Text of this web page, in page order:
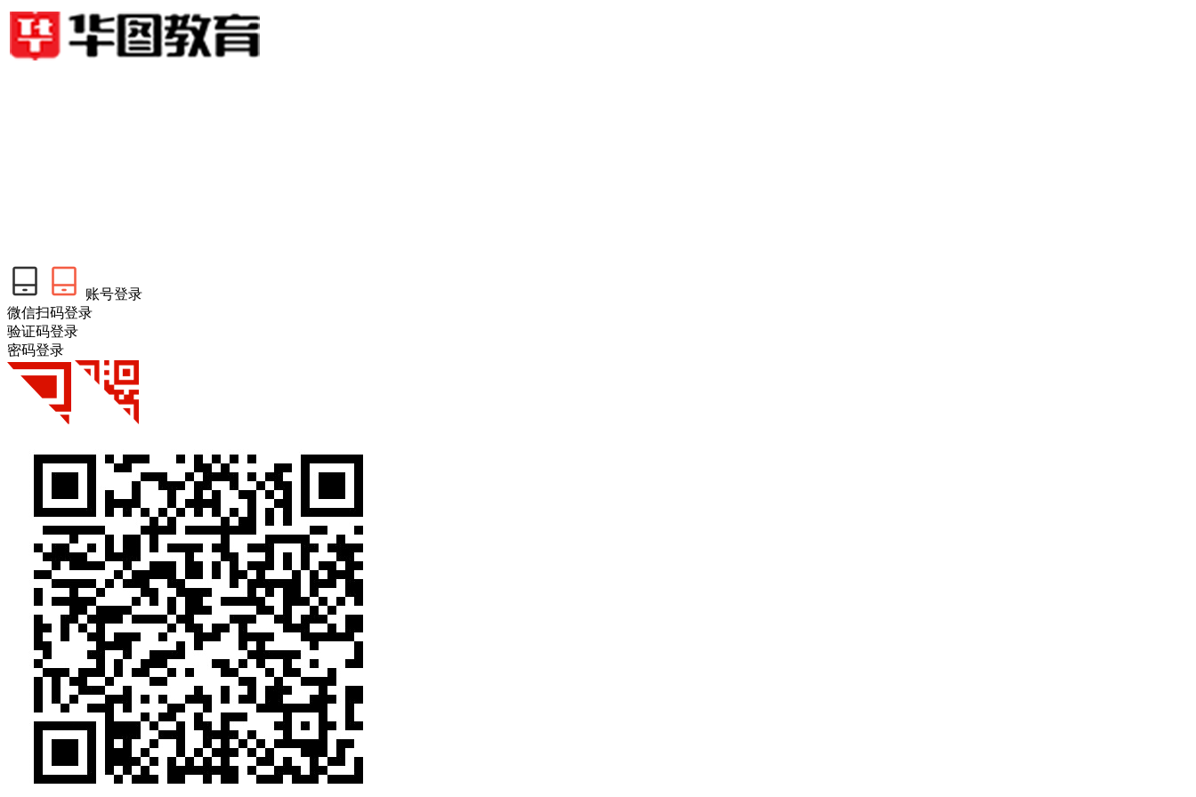
账号登录
微信扫码登录
验证码登录
密码登录